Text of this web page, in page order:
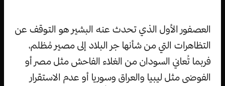
العصفور الأول الذي تحدث عنه البشير هو التوقف عن
التظاهرات التي من شأنها جر البلاد إلى مصير مُظلم،
فربما تُعاني السودان من الغلاء الفاحش مثل مصر أو
الفوضى مثل ليبيا والعراق وسوريا أو عدم الاستقرار